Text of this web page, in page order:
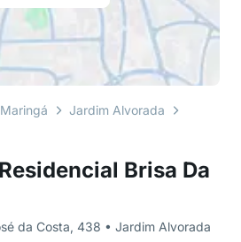
Brisa Da
da Costa, 438 • Jardim Alvorada
Maringá Jardim Alvorada